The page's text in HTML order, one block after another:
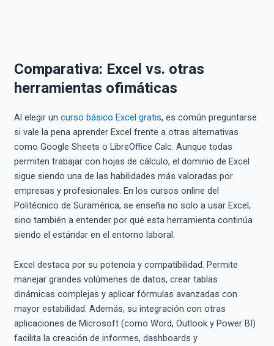
Comparativa: Excel vs. otras
herramientas ofimáticas
Al elegir un curso básico Excel gratis, es común preguntarse
si vale la pena aprender Excel frente a otras alternativas
como Google Sheets o LibreOffice Calc. Aunque todas
permiten trabajar con hojas de cálculo, el dominio de Excel
sigue siendo una de las habilidades más valoradas por
empresas y profesionales. En los cursos online del
Politécnico de Suramérica, se enseña no solo a usar Excel,
sino también a entender por qué esta herramienta continúa
siendo el estándar en el entorno laboral.
Excel destaca por su potencia y compatibilidad. Permite
manejar grandes volúmenes de datos, crear tablas
dinámicas complejas y aplicar fórmulas avanzadas con
mayor estabilidad. Además, su integración con otras
aplicaciones de Microsoft (como Word, Outlook y Power BI)
facilita la creación de informes, dashboards y